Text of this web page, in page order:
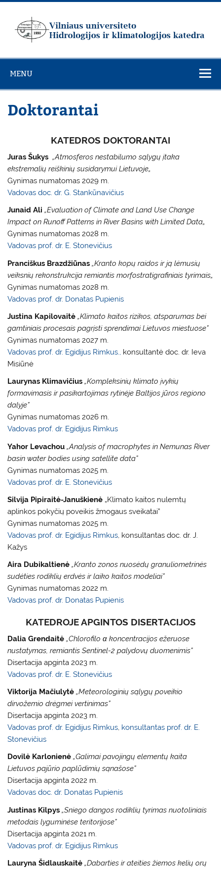
Skip
universiteto
Hidrologijos ir
klimatologijos
MENU
Doktorantai
KATEDROS DOKTORANTAI
Juras Šukys „Atmosferos nestabilumo sąlygų įtaka
ekstremalių reiškinių susidarymui Lietuvoje„
Gynimas numatomas 2029 m.
Vadovas doc. dr. G. Stankūnavičius
Junaid Ali „Evaluation of Climate and Land Use Change
Impact on Runoff Patterns in River Basins with Limited Data„
Gynimas numatomas 2028 m.
Vadovas prof. dr. E. Stonevičius
Pranciškus Brazdžiūnas „Kranto kopų raidos ir ją lėmusių
veiksnių rekonstrukcija remiantis morfostratigrafiniais tyrimais„
Gynimas numatomas 2028 m.
Vadovas prof. dr. Donatas Pupienis
Justina Kapilovaitė „Klimato kaitos rizikos, atsparumas bei
gamtiniais procesais pagrįsti sprendimai Lietuvos miestuose”
Gynimas numatomas 2027 m.
Vadovas prof. dr. Egidijus Rimkus., konsultantė doc. dr. Ieva
Misiūnė
Laurynas Klimavičius „Kompleksinių klimato įvykių
formavimasis ir pasikartojimas rytinėje Baltijos jūros regiono
dalyje”
Gynimas numatomas 2026 m.
Vadovas prof. dr. Egidijus Rimkus
Yahor Levachou „Analysis of macrophytes in Nemunas River
basin water bodies using satellite data”
Gynimas numatomas 2025 m.
Vadovas prof. dr. E. Stonevičius
Silvija Pipiraitė-Januškienė „Klimato kaitos nulemtų
aplinkos pokyčių poveikis žmogaus sveikatai”
Gynimas numatomas 2025 m.
Vadovas prof. dr. Egidijus Rimkus, konsultantas doc. dr. J.
Kažys
Aira Dubikaltienė „Kranto zonos nuosėdų granuliometrinės
sudėties rodiklių erdvės ir laiko kaitos modeliai”
Gynimas numatomas 2022 m.
Vadovas prof. dr. Donatas Pupienis
KATEDROJE APGINTOS DISERTACIJOS
Dalia Grendaitė „Chlorofilo α koncentracijos ežeruose
nustatymas, remiantis Sentinel-2 palydovų duomenimis”
Disertacija apginta 2023 m.
Vadovas prof. dr. E. Stonevičius
Viktorija Mačiulytė „Meteorologinių sąlygų poveikio
dirvožemio drėgmei vertinimas”
Disertacija apginta 2023 m.
Vadovas prof. dr. Egidijus Rimkus, konsultantas prof. dr. E.
Stonevičius
Dovilė Karlonienė „Galimai pavojingų elementų kaita
Lietuvos pajūrio paplūdimių sąnašose”
Disertacija apginta 2022 m.
Vadovas doc. dr. Donatas Pupienis
Justinas Kilpys „Sniego dangos rodiklių tyrimas nuotoliniais
metodais lyguminėse teritorijose”
Disertacija apginta 2021 m.
Vadovas prof. dr. Egidijus Rimkus
Lauryna Šidlauskaitė „Dabarties ir ateities žiemos kelių orų